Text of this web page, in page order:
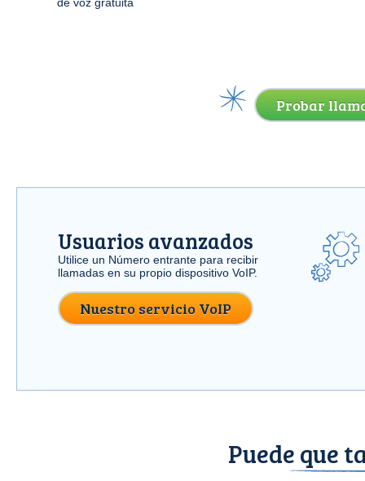
Probar
Usuarios avanzados
Utilice un Número entrante para recibir
llamadas en su propio dispositivo VoIP.
Nuestro servicio VoIP
Puede que